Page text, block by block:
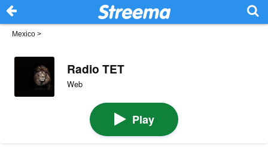
Mexico >
Radio TET
Web
Play